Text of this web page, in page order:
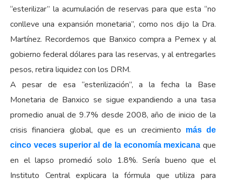
“esterilizar” la acumulación de reservas para que esta “no
conlleve una expansión monetaria”, como nos dijo la Dra.
Martínez. Recordemos que Banxico compra a Pemex y al
gobierno federal dólares para las reservas, y al entregarles
pesos, retira liquidez con los DRM.
A pesar de esa “esterilización”, a la fecha la Base
Monetaria de Banxico se sigue expandiendo a una tasa
promedio anual de 9.7% desde 2008, año de inicio de la
crisis financiera global, que es un crecimiento
más de
cinco veces superior al de la economía mexicana que
en el lapso promedió solo 1.8%. Sería bueno que el
Instituto Central explicara la fórmula que utiliza para